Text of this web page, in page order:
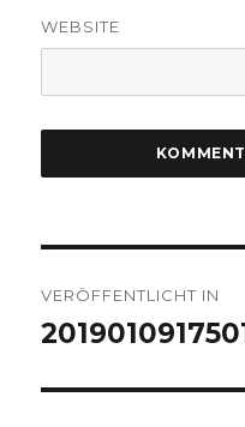
WEBSITE
VERÖFFENTLICHT IN